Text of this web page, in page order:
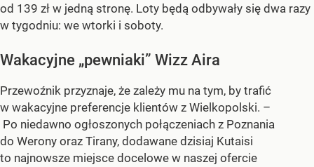
od 139 zł w jedną stronę. Loty będą odbywały się dwa razy
w tygodniu: we wtorki i soboty.
Wakacyjne „pewniaki” Wizz Aira
Przewoźnik przyznaje, że zależy mu na tym, by trafić
w wakacyjne preferencje klientów z Wielkopolski. –
Po niedawno ogłoszonych połączeniach z Poznania
do Werony oraz Tirany, dodawane dzisiaj Kutaisi
to najnowsze miejsce docelowe w naszej ofercie